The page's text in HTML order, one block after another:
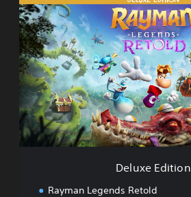
e
l
u
x
e
E
i
t
i
o
Deluxe Edition
Rayman Legends Retold